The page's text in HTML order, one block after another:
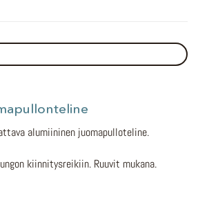
alumiininen juomapulloteline.
kiinnitysreikiin. Ruuvit mukana.